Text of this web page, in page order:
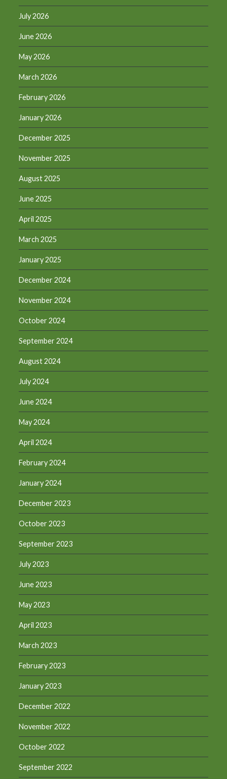
July 2026
June 2026
May 2026
March 2026
February 2026
January 2026
December 2025
November 2025
August 2025
June 2025
April 2025
March 2025
January 2025
December 2024
November 2024
October 2024
September 2024
August 2024
July 2024
June 2024
May 2024
April 2024
February 2024
January 2024
December 2023
October 2023
September 2023
July 2023
June 2023
May 2023
April 2023
March 2023
February 2023
January 2023
December 2022
November 2022
October 2022
September 2022